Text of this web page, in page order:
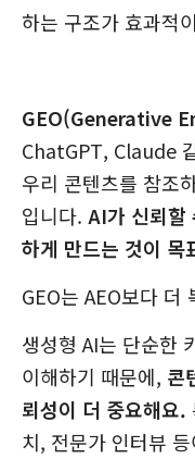
하는 구조가 효과적
GEO(Generative
ChatGPT, Claude
우리 콘텐츠를 참조
입니다. AI가 신뢰할
하게 만드는 것이 목
GEO는 AEO보다 더
생성형 AI는 단순한
이해하기 때문에, 콘
뢰성이 더 중요해요.
치, 전문가 인터뷰